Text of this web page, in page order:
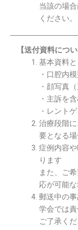
当該の場
ください。
【送付資料につい
基本資料
・口腔内
・顔写真
・主訴を
・レント
治療段階
要となる
症例内容
ります
また、ご
応が可能
郵送中の
学会では
ご了承く